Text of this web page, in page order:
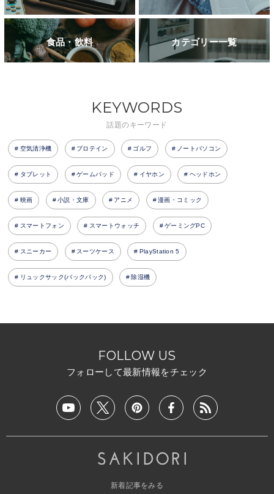
食品・飲料 カテゴリー一覧
KEYWORDS
話題のキーワード
空気清浄機 プロテイン ゴルフ ノートパソコン
タブレット ゲームパッド イヤホン ヘッドホン
映画 小説・文庫 アニメ 漫画・コミック
スマートフォン スマートウォッチ ゲーミングPC
スニーカー スーツケース PlayStation 5
リュックサック(バックパック) 除湿機
FOLLOW US
フォローして最新情報をチェック
新着記事をみる